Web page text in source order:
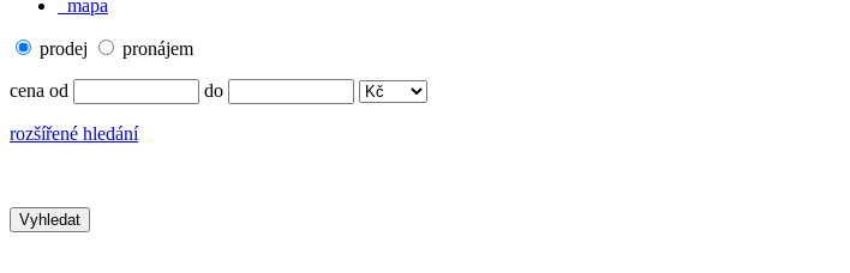
mapa
prodej pronájem
cena od do
rozšířené hledání